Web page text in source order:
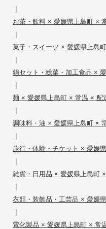
|
お茶・飲料 × 愛媛県上島町 ×
|
菓子・スイーツ × 愛媛県上島
|
鍋セット・総菜・加工食品 ×
|
麺 × 愛媛県上島町 × 常温 × 配
|
調味料・油 × 愛媛県上島町 ×
|
旅行・体験・チケット × 愛媛
|
雑貨・日用品 × 愛媛県上島町
|
衣類・装飾品・工芸品 × 愛媛
|
電化製品 × 愛媛県上島町 × 常